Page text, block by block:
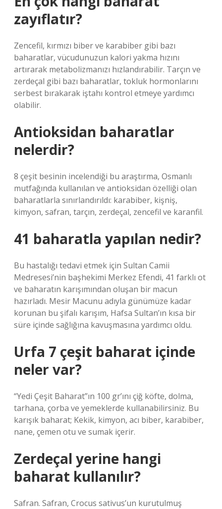
zayıflatır?
Zencefil, kırmızı biber ve karabiber gibi bazı
baharatlar, vücudunuzun kalori yakma hızını
artırarak metabolizmanızı hızlandırabilir. Tarçın ve
zerdeçal gibi bazı baharatlar, tokluk hormonlarını
serbest bırakarak iştahı kontrol etmeye yardımcı
olabilir.
Antioksidan baharatlar
nelerdir?
8 çeşit besinin incelendiği bu araştırma, Osmanlı
mutfağında kullanılan ve antioksidan özelliği olan
baharatlarla sınırlandırıldı: karabiber, kişniş,
kimyon, safran, tarçın, zerdeçal, zencefil ve karanfil.
41 baharatla yapılan nedir?
Bu hastalığı tedavi etmek için Sultan Camii
Medresesi’nin başhekimi Merkez Efendi, 41 farklı ot
ve baharatın karışımından oluşan bir macun
hazırladı. Mesir Macunu adıyla günümüze kadar
korunan bu şifalı karışım, Hafsa Sultan’ın kısa bir
süre içinde sağlığına kavuşmasına yardımcı oldu.
Urfa 7 çeşit baharat içinde
neler var?
“Yedi Çeşit Baharat”ın 100 gr’ını çiğ köfte, dolma,
tarhana, çorba ve yemeklerde kullanabilirsiniz. Bu
karışık baharat; Kekik, kimyon, acı biber, karabiber,
nane, çemen otu ve sumak içerir.
Zerdeçal yerine hangi
baharat kullanılır?
Safran. Safran, Crocus sativus’un kurutulmuş